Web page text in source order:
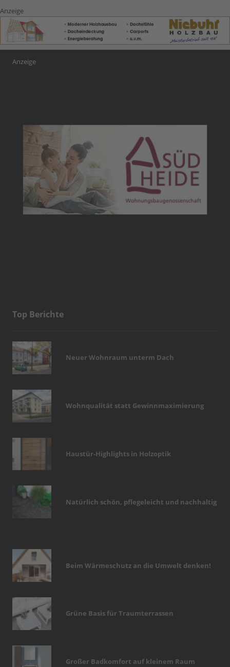
Anzeige
Anzeige
Top Berichte
Neuer Wohnraum unterm Dach
Wohnqualität statt Gewinnmaximierung
Haustür-Highlights in Holzoptik
Natürlich schön, pflegeleicht und nachhaltig
Beim Wärmeschutz an die Umwelt denken!
Grüne Basis für Traumterrassen
Großer Badkomfort auf kleinem Raum